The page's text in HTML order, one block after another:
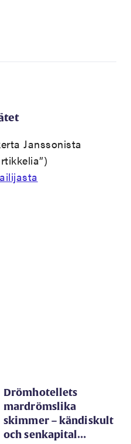
Janssonista
Drömhotellets
mardrömslika
skimmer – kändiskult
och senkapital…